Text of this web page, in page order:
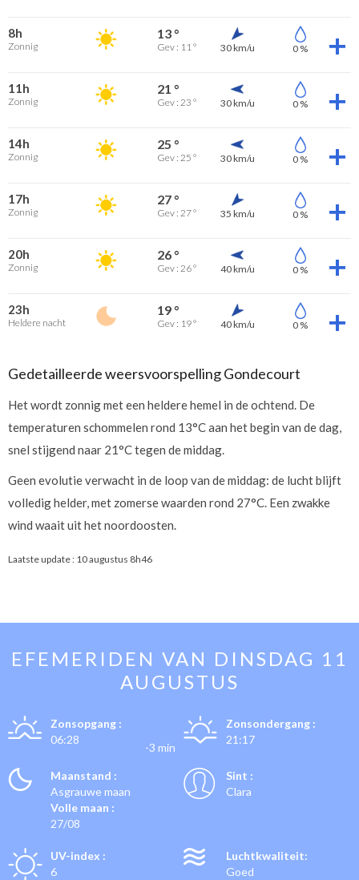
8h
Zonnig
13 °
Gev : 11 ° 30 km/u 0 %
11h
Zonnig
21 °
Gev : 23 ° 30 km/u 0 %
14h
Zonnig
25 °
Gev : 25 ° 30 km/u 0 %
17h
Zonnig
27 °
Gev : 27 ° 35 km/u 0 %
20h
Zonnig
26 °
Gev : 26 ° 40 km/u 0 %
23h
Heldere nacht
19 °
Gev : 19 ° 40 km/u 0 %
Gedetailleerde weersvoorspelling Gondecourt
Het wordt zonnig met een heldere hemel in de ochtend. De
temperaturen schommelen rond 13°C aan het begin van de dag,
snel stijgend naar 21°C tegen de middag.
Geen evolutie verwacht in de loop van de middag: de lucht blijft
volledig helder, met zomerse waarden rond 27°C. Een zwakke
wind waait uit het noordoosten.
Laatste update : 10 augustus 8h46
EFEMERIDEN VAN DINSDAG 11
AUGUSTUS
Zonsopgang :
06:28
-3 min
Zonsondergang :
21:17
Maanstand :
Asgrauwe maan
Volle maan :
27/08
Sint :
Clara
UV-index :
6
Luchtkwaliteit:
Goed